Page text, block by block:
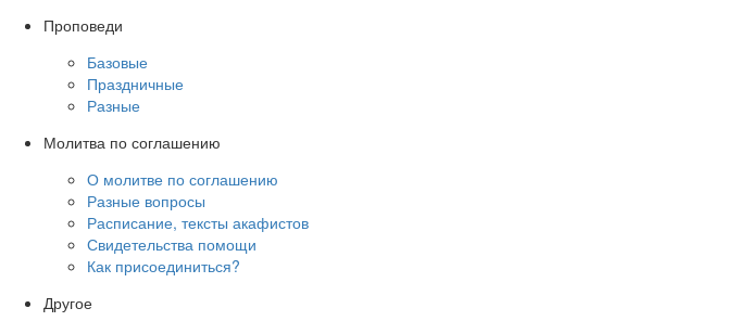
Проповеди
Базовые
Праздничные
Разные
Молитва по соглашению
О молитве по соглашению
Разные вопросы
Расписание, тексты акафистов
Свидетельства помощи
Как присоединиться?
Другое